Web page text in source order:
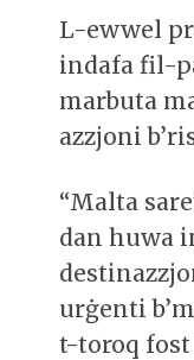
L-ewwel
indafa fil-
marbuta
azzjoni
“Malta
dan huwa
urġenti
t-toroq